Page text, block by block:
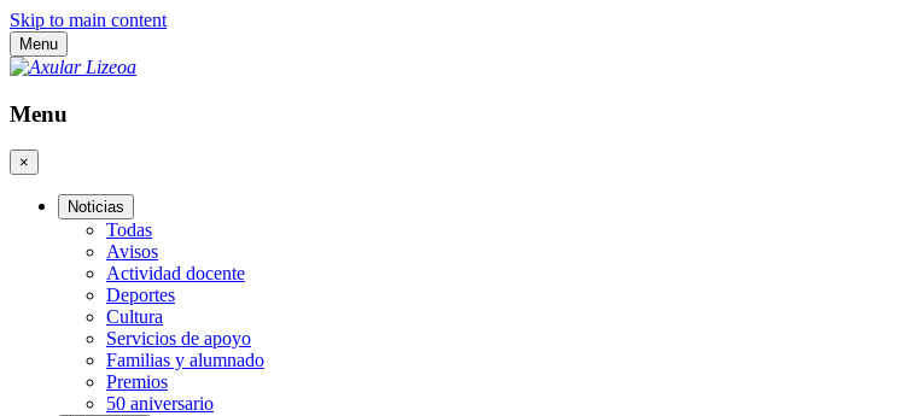
Skip to main content
Menu
Menu
×
Noticias
Todas
Avisos
Actividad docente
Deportes
Cultura
Servicios de apoyo
Familias y alumnado
Premios
50 aniversario